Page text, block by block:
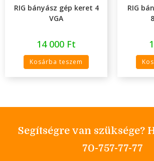
RIG bányász gép keret 4
VGA
14 000 Ft
Kosárba teszem
RIG
Segítségre van szüksége?
70-757-77-77